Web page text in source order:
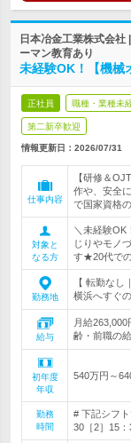
日本冶金工業株式会
ーマン教育あり
未経験OK！【機械
正社員 職種・業種未
第二新卒歓迎
情報更新日：2026/07/31
仕事内容
【研修＆
作や、安全
で国家資格
対象と
なる方
＼未経験OK
じりやモノ
す★20代で
勤務地
【 転勤な
横浜へすぐ
給与
月給
齢・前職の
初年度
年収
540万円～
勤務
時間
# 下記シフ
30［2］15